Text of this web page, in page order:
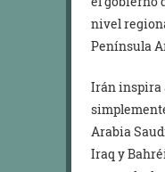
nivel
Península
Irán inspira
Arabia
Iraq y